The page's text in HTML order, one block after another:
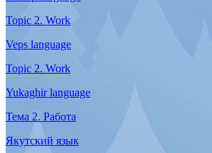
Topic 1. Getting acquainted
Selkup language
Topic 1. Getting acquainted
Veps language
Topic 1. Getting acquainted
Yukaghir language